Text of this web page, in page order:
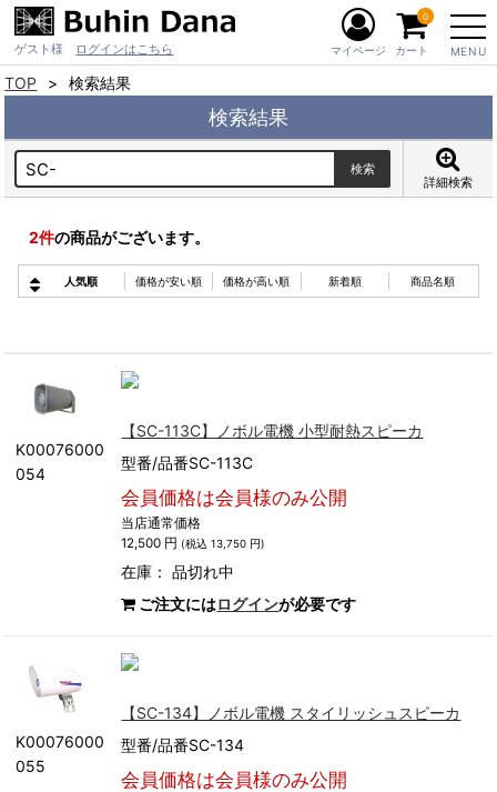
ゲスト様 ログインはこちら MENU
マイページ カート
0
TOP 検索結果
検索結果
詳細検索
2件の商品がございます。
人気順 価格が安い順 価格が高い順 新着順 商品名順
K00076000
054
【SC-113C】ノボル電機 小型耐熱スピーカ
型番/品番SC-113C
会員価格は会員様のみ公開
当店通常価格
12,500 円 (税込 13,750 円)
在庫：品切れ中
ご注文にはログインが必要です
K00076000
055
【SC-134】ノボル電機 スタイリッシュスピーカ
型番/品番SC-134
会員価格は会員様のみ公開